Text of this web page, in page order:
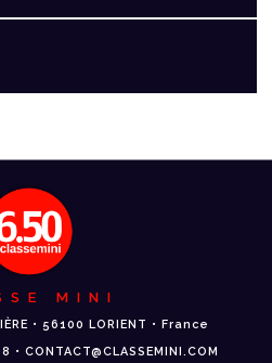
MINI
• 56100 LORIENT • France
CONTACT@CLASSEMINI.COM